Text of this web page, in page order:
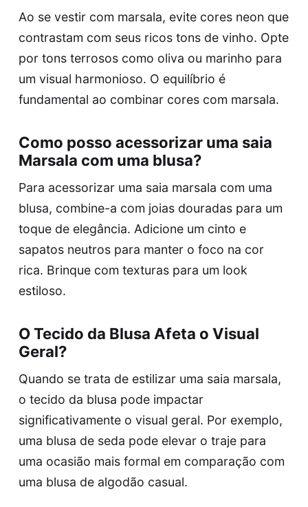
Ao se vestir com marsala, evite cores neon que
contrastam com seus ricos tons de vinho. Opte
por tons terrosos como oliva ou marinho para
um visual harmonioso. O equilíbrio é
fundamental ao combinar cores com marsala.
Como posso acessorizar uma saia
Marsala com uma blusa?
Para acessorizar uma saia marsala com uma
blusa, combine-a com joias douradas para um
toque de elegância. Adicione um cinto e
sapatos neutros para manter o foco na cor
rica. Brinque com texturas para um look
estiloso.
O Tecido da Blusa Afeta o Visual
Geral?
Quando se trata de estilizar uma saia marsala,
o tecido da blusa pode impactar
significativamente o visual geral. Por exemplo,
uma blusa de seda pode elevar o traje para
uma ocasião mais formal em comparação com
uma blusa de algodão casual.